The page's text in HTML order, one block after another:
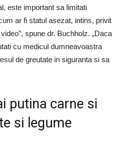
este important sa limitati
ar fi statul asezat, intins, privit
spune dr. Buchholz. „Daca
cu medicul dumneavoastra
de greutate in siguranta si sa
putina carne si
si legume